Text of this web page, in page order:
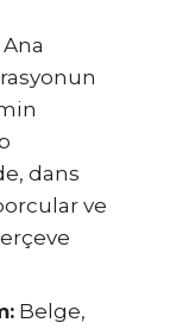
Ana
dans
ve
Belge,